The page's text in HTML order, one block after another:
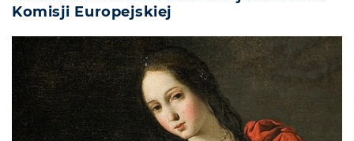
Komisji Europejskiej